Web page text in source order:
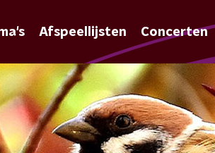
Afspeellijsten Concerten